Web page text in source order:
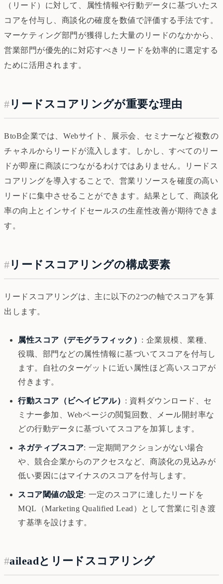
（リード）に対して、属性情報や行動データに基づいたス
コアを付与し、商談化の確度を数値で評価する手法です。
マーケティング部門が獲得した大量のリードのなかから、
営業部門が優先的に対応すべきリードを効率的に選定する
ために活用されます。
# リードスコアリングが重要な理由
BtoB企業では、Webサイト、展示会、セミナーなど複数の
チャネルからリードが流入します。しかし、すべてのリー
ドが即座に商談につながるわけではありません。リードス
コアリングを導入することで、営業リソースを確度の高い
リードに集中させることができます。結果として、商談化
率の向上とインサイドセールスの生産性改善が期待できま
す。
# リードスコアリングの構成要素
リードスコアリングは、主に以下の2つの軸でスコアを算
出します。
属性スコア（デモグラフィック） : 企業規模、業種、
役職、部門などの属性情報に基づいてスコアを付与し
ます。自社のターゲットに近い属性ほど高いスコアが
付きます。
行動スコア（ビヘイビアル） : 資料ダウンロード、セ
ミナー参加、Webページの閲覧回数、メール開封率な
どの行動データに基づいてスコアを加算します。
ネガティブスコア: 一定期間アクションがない場合
や、競合企業からのアクセスなど、商談化の見込みが
低い要因にはマイナスのスコアを付与します。
スコア閾値の設定: 一定のスコアに達したリードを
MQL（Marketing Qualified Lead）として営業に引き渡
す基準を設けます。
#aileadとリードスコアリング